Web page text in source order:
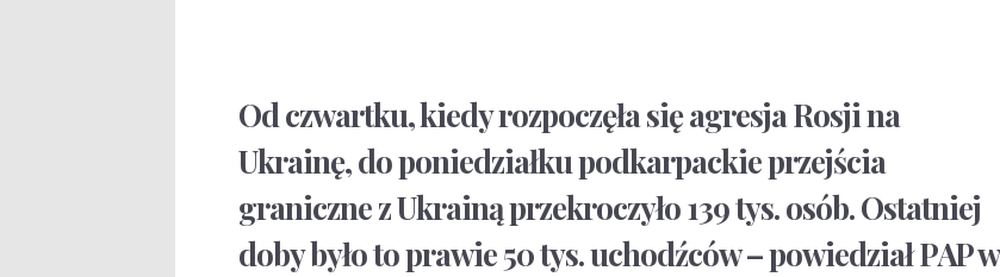
Od czwartku, kiedy rozpoczęła się agresja Rosji na
Ukrainę, do poniedziałku podkarpackie przejścia
graniczne z Ukrainą przekroczyło 139 tys. osób. Ostatniej
doby było to prawie 50 tys. uchodźców – powiedział PAP w